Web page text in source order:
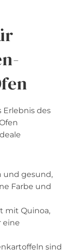
Erlebnis des
und gesund,
Farbe und
mit Quinoa,
eine
sind